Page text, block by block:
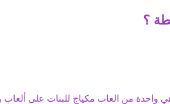
؟
واحدة من العاب مكياج للبنات على ألعاب